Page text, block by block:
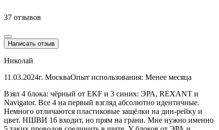
37 отзывов
Написать отзыв
Николай
11.03.2024г. МоскваОпыт использования: Менее месяца
Взял 4 блока: чёрный от EKF и 3 синих: ЭРА, REXANT и
Navigator. Все 4 на первый взгляд абсолютно идентичные.
Немного отличаются пластиковые защёлки на дин-рейку и
цвет. НШВИ 16 входит, но прям на грани. Мне нужно именно